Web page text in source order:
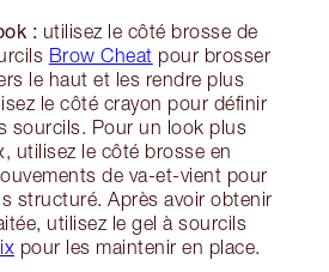
: utilisez le côté brosse de
Brow Cheat pour brosser
le haut et les rendre plus
le côté crayon pour définir
sourcils. Pour un look plus
utilisez le côté brosse en
de va-et-vient pour
structuré. Après avoir obtenir
utilisez le gel à sourcils
pour les maintenir en place.